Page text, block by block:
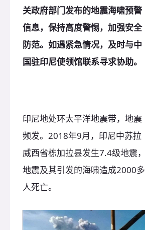
关政府部门发布的地震海啸预警
信息，保持高度警惕，加强安全
防范。 如遇紧急情况，及时与中
国驻印尼使领馆联系寻求协助。
印尼地处环太平洋地震带，地震
频发。2018年9月，印尼中苏拉
威西省栋加拉县发生7.4级地震，
地震及其引发的海啸造成2000多
人死亡。